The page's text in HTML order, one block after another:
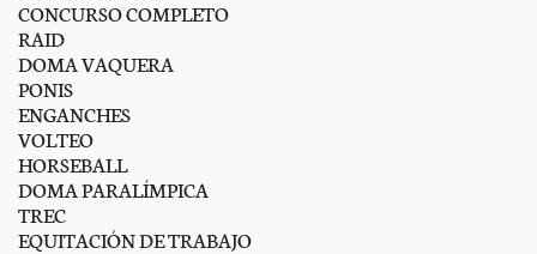
CONCURSO COMPLETO
RAID
DOMA VAQUERA
PONIS
ENGANCHES
VOLTEO
HORSEBALL
DOMA PARALÍMPICA
TREC
EQUITACIÓN DE TRABAJO